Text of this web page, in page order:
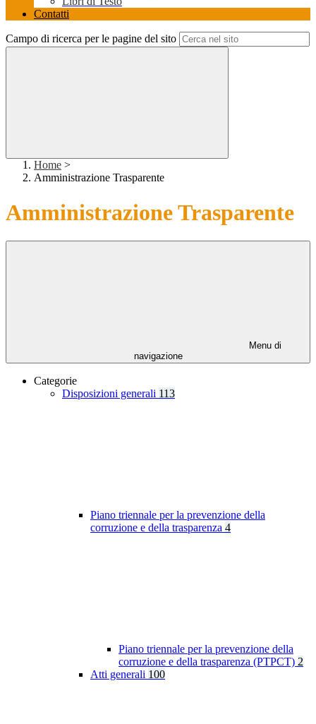
Contatti
Campo di ricerca per le pagine del sito
Home >
Amministrazione Trasparente
Amministrazione Trasparente
Menu di
navigazione
Categorie
Disposizioni generali 113
Piano triennale per la prevenzione della
corruzione e della trasparenza 4
Piano triennale per la prevenzione della
corruzione e della trasparenza (PTPCT) 2
Atti generali 100